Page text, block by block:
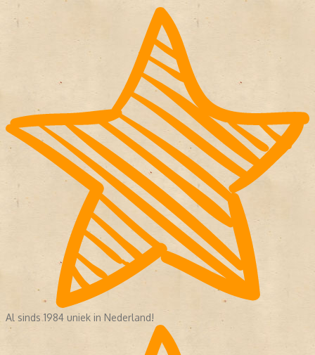
Al sinds 1984 uniek in Nederland!